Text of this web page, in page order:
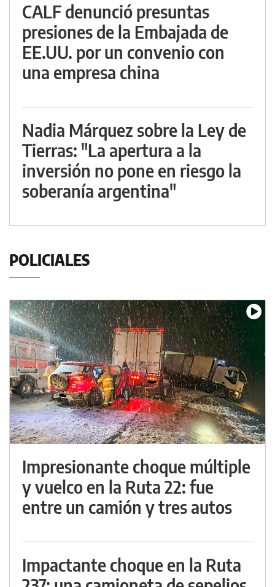
CALF denunció presuntas
presiones de la Embajada de
EE.UU. por un convenio con
una empresa china
Nadia Márquez sobre la Ley de
Tierras: "La apertura a la
inversión no pone en riesgo la
soberanía argentina"
POLICIALES
Impresionante choque múltiple
y vuelco en la Ruta 22: fue
entre un camión y tres autos
Impactante choque en la Ruta